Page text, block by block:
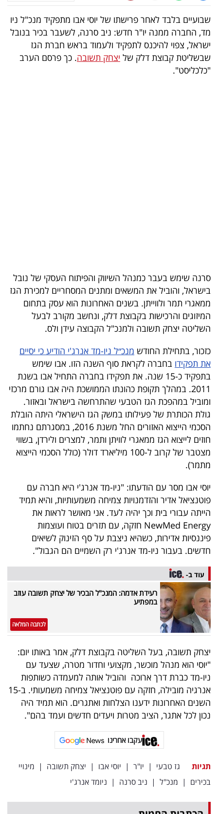
טלוויזיה
עסקי
ספורט
קריירה
5
המילון
הכלכלי
פודקאסט
40
UNDER
40
שיתופי
פעולה
דרושים
ניוזלטרים
מייל
אדום
פרסמו
באייס
אחרינו:
שבועיים בלבד לאחר פרישתו של יוסי אבו מתפקיד מנכ"ל ניו
מד, החברה ממנה יו"ר חדש: ניב סרנה, לשעבר בכיר בנובל
ישראל, צפוי להיכנס לתפקיד ולעמוד בראש חברת הגז
שבשליטת קבוצת דלק של יצחק תשובה. כך פרסם הערב
"כלכליסט".
סרנה שימש בעבר כמנהל השיווק והפיתוח העסקי של נובל
בישראל, והוביל את המשאים ומתנים המסחריים למכירת הגז
ממאגרי תמר ולווייתן. בשנים האחרונות הוא עסק בתחום
המיזוגים והרכישות בקבוצת דלק, ונחשב מקורב לבעל
השליטה יצחק תשובה ולמנכ"ל הקבוצה עידן ולס.
כזכור, בתחילת החודש מנכ״ל ניו-מד אנרג'י הודיע כי יסיים
את תפקידו בחברה לקראת סוף השנה הזו. אבו שימש
בתפקיד כ-15 שנה. את תפקידו בחברה התחיל אבו בשנת
2011. במהלך תקופת כהונתו הממושכת היה אבו גורם מרכזי
ומוביל במהפכת הגז הטבעי שהתרחשה בישראל ובאזור.
גולת הכותרת של פעילותו במשק הגז הישראלי היתה הובלת
הסכמי הייצוא האזורים החל משנת 2016, במסגרתם נחתמו
חוזים לייצוא הגז ממאגרי לוויתן ותמר, למצרים ולירדן, בשווי
מצטבר של קרוב ל-100 מיליארד דולר (כולל הסכמי הייצוא
מתמר).
יוסי אבו מסר עם הודעתו: "ניו-מד אנרג'י היא חברה עם
פוטנציאל אדיר והזדמנויות צמיחה משמעותיות, והיא תמיד
הייתה עבורי בית וכך יהיה לעד. אני מאושר לראות את
NewMed Energy חזקה, עם תזרים בטוח ועוצמות
פיננסיות אדירות, כשהיא ניצבת על סף הזינוק לשיאים
חדשים. בעבור ניו-מד אנרג'י רק השמיים הם הגבול".
עוד ב-
רעידת אדמה: המנכ"ל הבכיר של יצחק תשובה עוזב
במפתיע
לכתבה המלאה
יצחק תשובה, בעל השליטה בקבוצת דלק, אמר באותו יום:
"יוסי הוא מנהל מוכשר, מקצועי וחדור מטרה, שצעד עם
ניו-מד כברת דרך ארוכה והוביל אותה למעמדה כשותפות
אנרגיה מובילה, חזקה עם פוטנציאל צמיחה משמעותי. ב-15
השנים האחרונות ידענו הצלחות ואתגרים. הוא תמיד היה
נכון לכל אתגר, הציב מטרות ויעדים חדשים ועמד בהם".
עקבו אחרינו
תגיות גז טבעי | יו"ר | יוסי אבו | יצחק תשובה | מינויי
בכירים | מנכ"ל | ניב סרנה | ניומד אנרג'י